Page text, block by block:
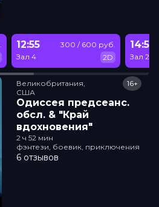
12:55
Зал 4
300 / 600 руб.
2D
14:50
Зал 2
Великобритания,
США
Одиссея прeдсeанc.
обсл. & "Край
вдохновения"
16+
2 ч 52 мин
фэнтези, боевик, приключения
6 отзывов